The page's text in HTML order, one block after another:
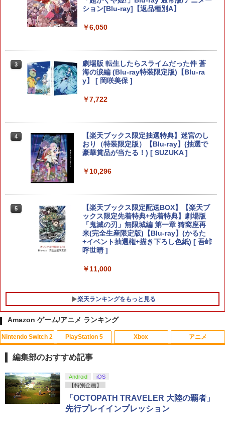
3
【全品ポイント10倍！要エントリー】
【期間限定セール】ニンテンドー Ninte
ndo ポパイ 【中古】
￥1,580
4
【全品ポイント10倍！要エントリー】
【期間限定セール】SG-1000/SC-3000シ
リーズ SG-1000/SC-3000シリーズ オー
ルドゲームソフト SC-3000 モナコGP
【中古】
【新品】【amiibo】amiibo メタナイト
＆デビルスター（カービィのエアライダ
ーシリーズ）[在庫品]
ション[Blu-ray]【返品種別A】
￥6,050
3
劇場版 転生したらスライムだった件 蒼
海の涙編 (Blu-ray特装限定版)【Blu-ra
y】 [ 岡咲美保 ]
￥7,722
4
【楽天ブックス限定抽選特典】迷宮のし
おり（特装限定版）【Blu-ray】(抽選で
豪華賞品が当たる！) [ SUZUKA ]
￥10,296
5
【楽天ブックス限定配送BOX】【楽天ブ
ックス限定先着特典+先着特典】劇場版
「鬼滅の刃」無限城編 第一章 猗窩座再
来(完全生産限定版)【Blu-ray】(かるた
+イベント抽選権+描き下ろし色紙) [ 吾峠
呼世晴 ]
￥11,000
楽天ランキングをもっと見る
Amazon ゲーム/アニメ ランキング
Nintendo Switch 2
1
スプラトゥーン レイダース|オンライン
コード版
￥5,832
PlayStation 5
1
PlayStation 5 デジタル・エディション
日本語専用 Console Language: Japan
ese only (CFI-2200B01)
￥55,000
Xbox
1
【純正品】Xbox ワイヤレス コントロー
ラー + USB-C® ケーブル
￥8,300
アニメ
1
劇場版「鬼滅の刃」無限城編 第一章 猗
窩座再来 通常版 [Blu-ray]
￥3,964
編集部のおすすめ記事
Android
iOS
【特別企画】
「OCTOPATH TRAVELER 大陸の覇者」
先行プレイインプレッション